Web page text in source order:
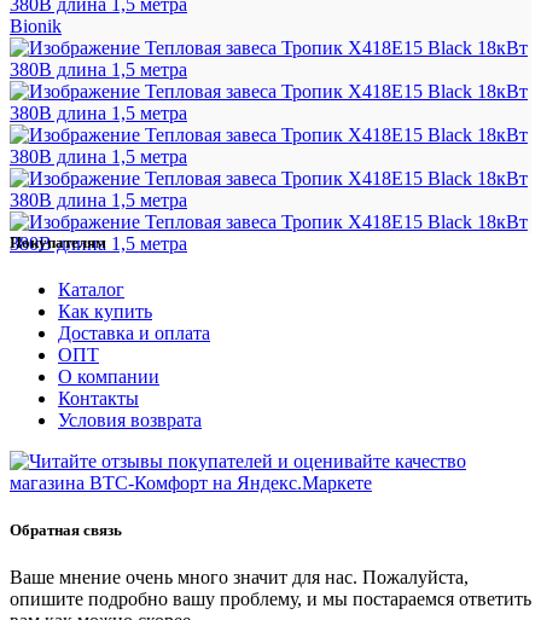
Bionik
Покупателям
Каталог
Как купить
Доставка и оплата
ОПТ
О компании
Контакты
Условия возврата
Обратная связь
Ваше мнение очень много значит для нас. Пожалуйста,
опишите подробно вашу проблему, и мы постараемся ответить